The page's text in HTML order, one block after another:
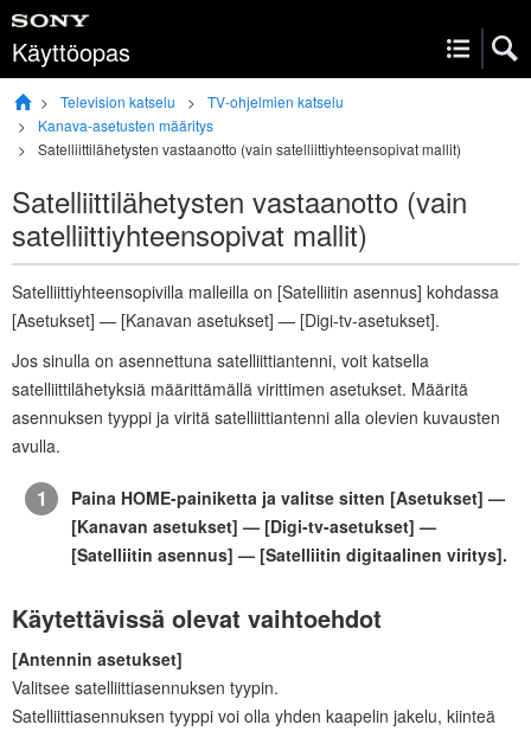
Käyttöopas
Television katselu TV-ohjelmien katselu
Kanava-asetusten määritys
Satelliittilähetysten vastaanotto (vain satelliittiyhteensopivat mallit)
Satelliittilähetysten vastaanotto (vain
satelliittiyhteensopivat mallit)
Satelliittiyhteensopivilla malleilla on [Satelliitin asennus] kohdassa
[Asetukset] — [Kanavan asetukset] — [Digi-tv-asetukset].
Jos sinulla on asennettuna satelliittiantenni, voit katsella
satelliittilähetyksiä määrittämällä virittimen asetukset. Määritä
asennuksen tyyppi ja viritä satelliittiantenni alla olevien kuvausten
avulla.
Paina HOME-painiketta ja valitse sitten [Asetukset] —
[Kanavan asetukset] — [Digi-tv-asetukset] —
[Satelliitin asennus] — [Satelliitin digitaalinen viritys].
Käytettävissä olevat vaihtoehdot
[Antennin asetukset]
Valitsee satelliittiasennuksen tyypin.
Satelliittiasennuksen tyyppi voi olla yhden kaapelin jakelu, kiinteä